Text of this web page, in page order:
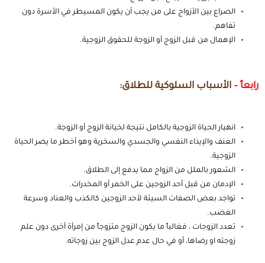
الصراع بين الأزواج على من يجب أن يكون المسيطر في الأسرة دون
تفاهم.
الإهمال من قبل الزوج أو الزوجة للحقوق الزوجية.
رابعاً – الأسباب السلوكية للطلاق:
انهيار الحياة الزوجية بالكامل نتيجة لخيانة الزوج أو الزوجة.
العنف والإيذاء النفسي والجسدي والسخرية وهو أخطر ما يضر الحياة
الزوجية.
الشعور بالملل من الزواج مما يدفع إلى الطلاق.
الإدمان من قبل أحد الزوجين على الخمر أو المخدرات.
تواجد بعض الصفات السيئة لأحد الزوجين كالكذب والعناد وسرعة
الغضب.
تعدد الزوجات ، فغالباً ما يكون الزوج متزوجاً من إمرأة أخرى دون علم
زوجته او رضاها، أو في حال عدم عدل الزوج بين زوجاته.